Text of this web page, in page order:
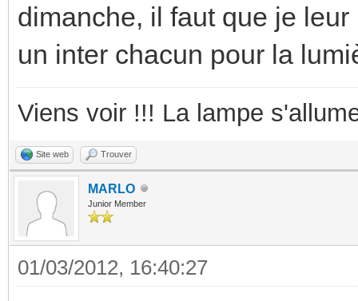
dimanche, il faut que je
un inter chacun pour la
Viens voir !!! La lampe
Site web Trouver
MARLO
Junior Member
01/03/2012, 16:40:27